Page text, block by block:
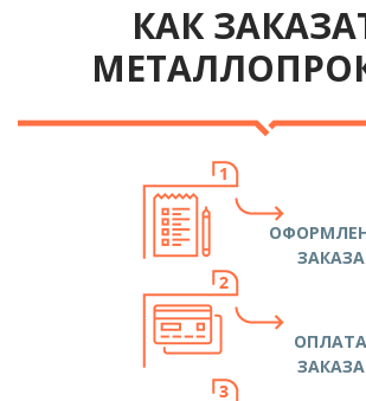
КАК
ЗАКАЗА
ОПЛАТА
ЗАКАЗА